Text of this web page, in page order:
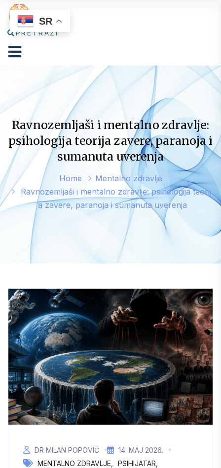
PRETRAŽI
Ravnozemljaši i mentalno zdravlje:
psihologija teorija zavere, paranoja i
sumanuta uverenja
Home
Mentalno zdravlje
Ravnozemljaši i mentalno zdravlje: psihologija teorij
a zavere, paranoja i sumanuta uverenja
DR MILAN POPOVIĆ
14. МАЈ 2026.
MENTALNO ZDRAVLJE
PSIHIJATAR
SR